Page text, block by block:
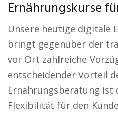
Ernährungskurse
Unsere heutige digitale
bringt gegenüber der
vor Ort zahlreiche
entscheidender Vorteil
Ernährungsberatung ist
Flexibilität für den